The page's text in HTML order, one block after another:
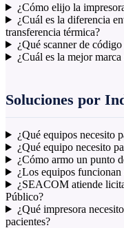
¿Cómo elijo la
¿Cuál es la diferencia
transferencia térmica?
¿Qué scanner de
¿Cuál es la mejor
Soluciones por
¿Qué equipos necesito
¿Qué equipo necesito
¿Cómo armo un punto
¿Los equipos
¿SEACOM atiende
Público?
¿Qué impresora
pacientes?